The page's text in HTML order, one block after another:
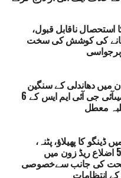
تاریخی پس منظر، اس
پر تفصیل سے روشنی
نے سامعین کو
کی تعلیمی ترقی اور
کی گئی۔ پروگرام میں
اور معززین کی بڑی تعداد
نالندہ،
شگفتہ پروین،
ضلع اردو سیل اور دیگر
ناقابل قبول،
دبانے کی کوشش کی سخت
میں دھاندلی کے سنگین
الزامات معاملے میںآئی جی آئی ایم ایس کے 6
معطل
میں ڈینگو کا پھیلاؤ، پٹنہ،
مظفرپور سمیت 5 اضلاع ریڈ زون میں
کی جانب سےخصوصی
انتظامات